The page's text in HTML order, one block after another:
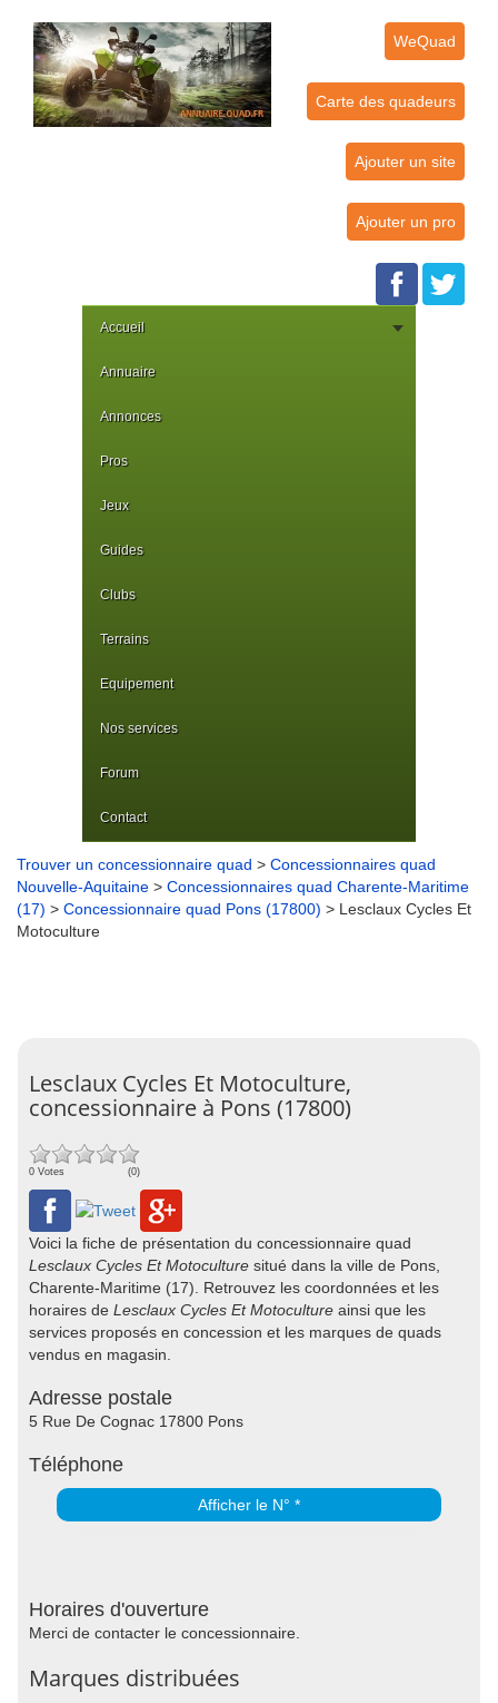
WeQuad
Carte des quadeurs
Ajouter un site
Ajouter un pro
Accueil
Annuaire
Annonces
Pros
Jeux
Guides
Clubs
Terrains
Equipement
Nos services
Forum
Contact
Trouver un concessionnaire quad > Concessionnaires quad
Nouvelle-Aquitaine > Concessionnaires quad Charente-Maritime
(17) > Concessionnaire quad Pons (17800) > Lesclaux Cycles Et
Motoculture
Lesclaux Cycles Et Motoculture,
concessionnaire à Pons (17800)
0 Votes (0)
Voici la fiche de présentation du concessionnaire quad
Lesclaux Cycles Et Motoculture situé dans la ville de Pons,
Charente-Maritime (17). Retrouvez les coordonnées et les
horaires de Lesclaux Cycles Et Motoculture ainsi que les
services proposés en concession et les marques de quads
vendus en magasin.
Adresse postale
5 Rue De Cognac 17800 Pons
Téléphone
Afficher le N° *
Horaires d'ouverture
Merci de contacter le concessionnaire.
Marques distribuées